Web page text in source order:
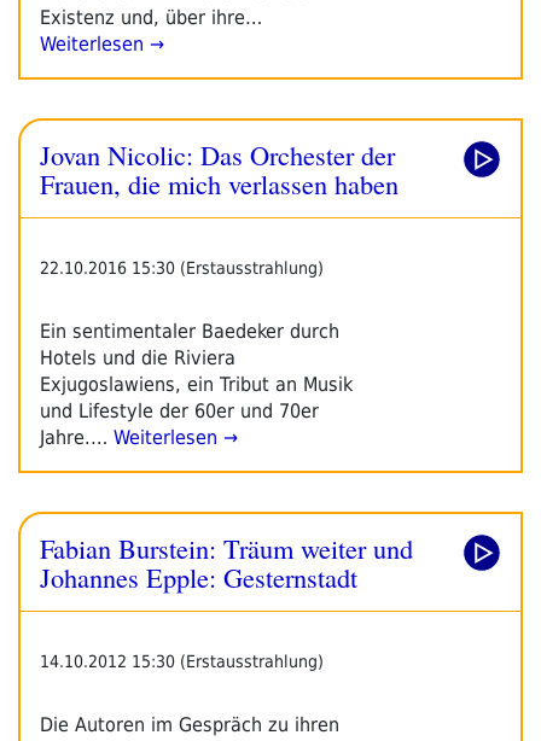
Existenz und, über ihre…
Weiterlesen →
Jovan Nicolic: Das Orchester der
Frauen, die mich verlassen haben
22.10.2016 15:30 (Erstausstrahlung)
Ein sentimentaler Baedeker durch
Hotels und die Riviera
Exjugoslawiens, ein Tribut an Musik
und Lifestyle der 60er und 70er
Jahre.… Weiterlesen →
Fabian Burstein: Träum weiter und
Johannes Epple: Gesternstadt
14.10.2012 15:30 (Erstausstrahlung)
Die Autoren im Gespräch zu ihren